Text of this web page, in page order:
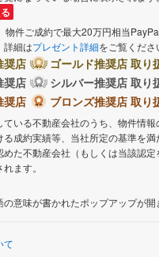
物件ご成約で最大20万円相当
詳細はプレゼント詳細をご覧くださ
奨店
ゴールド推奨店 取り
奨店
シルバー推奨店 取り
奨店
ブロンズ推奨店 取り
ている不動産会社のうち、物件情
る成約実績等、当社所定の基準を
た不動産会社（もしくは当該認
ます。
意味が書かれたポップアップが開
て